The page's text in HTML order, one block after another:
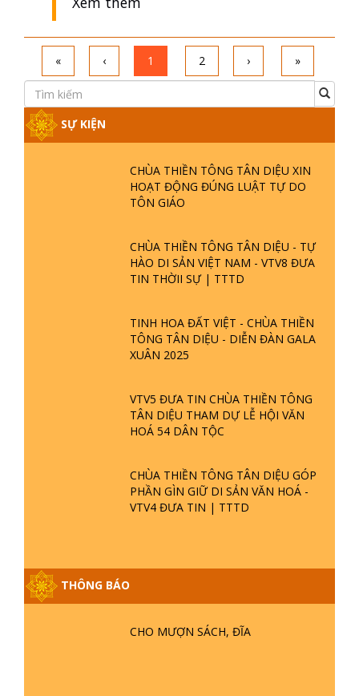
« ‹ 1 2 › »
SỰ KIỆN
CHÙA THIỀN TÔNG TÂN DIỆU XIN
HOẠT ĐỘNG ĐÚNG LUẬT TỰ DO
TÔN GIÁO
CHÙA THIỀN TÔNG TÂN DIỆU - TỰ
HÀO DI SẢN VIỆT NAM - VTV8 ĐƯA
TIN THỜII SỰ | TTTD
TINH HOA ĐẤT VIỆT - CHÙA THIỀN
TÔNG TÂN DIỆU - DIỄN ĐÀN GALA
XUÂN 2025
VTV5 ĐƯA TIN CHÙA THIỀN TÔNG
TÂN DIỆU THAM DỰ LỄ HỘI VĂN
HOÁ 54 DÂN TỘC
CHÙA THIỀN TÔNG TÂN DIỆU GÓP
PHẦN GÌN GIỮ DI SẢN VĂN HOÁ -
VTV4 ĐƯA TIN | TTTD
THÔNG BÁO
CHO MƯỢN SÁCH, ĐĨA
GIẢI ĐÁP ĐẶC BIỆT P25 - SUỐT 49